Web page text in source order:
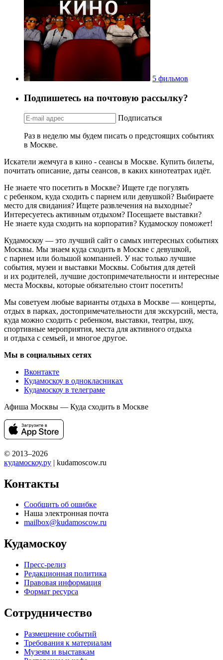
5 фильмов
Подпишетесь на почтовую рассылку?
Подписаться
Раз в неделю мы будем писать о предстоящих событиях
в Москве.
Искатели жемчуга в кино - сеансы в Москве. Купить билеты,
почитать описание, даты сеансов, в каких кинотеатрах идёт.
Не знаете что посетить в Москве? Ищете где погулять
с ребенком, куда сходить с парнем или девушкой? Выбираете
место для свидания? Ищете развлечения на выходные?
Интересуетесь активным отдыхом? Посещаете выставки?
Не знаете куда сходить на корпоратив? Кудамоскоу поможет!
Кудамоскоу — это лучший сайт о самых интересных событиях
Москвы. Мы знаем куда сходить в Москве с девушкой,
с парнем или большой компанией. У нас только лучшие
события, музеи и выставки Москвы. События для детей
и их родителей, лучшие достопримечательности и интересные
места Москвы, которые обязательно стоит посетить!
Мы советуем любые варианты отдыха в Москве — концерты,
отдых в парках, достопримечательности для экскурсий, места,
куда можно сходить с ребенком, выставки, театры, шоу,
спортивные мероприятия, места для активного отдыха
и отдыха с семьей, и многое другое.
Мы в социальных сетях
Вконтакте
Кудамоскоу в однокласниках
Кудамоскоу в телеграме
Афиша Москвы — Куда сходить в Москве
© 2013–2026
кудамоскоу.ру | kudamoscow.ru
Контакты
Сообщить об ошибке
Наша электронная почта
mailbox@kudamoscow.ru
Кудамоскоу
Пресс-релиз
Редакционная политика
Правовая информация
Формат ресурса
Сотрудничество
Размещение событий
Требования к материалам
Музеям и выставкам